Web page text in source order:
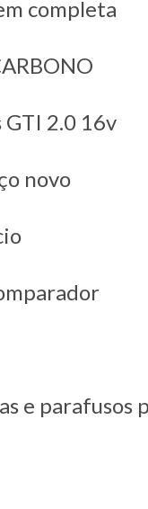
completa
2.0 16v
novo
e parafusos